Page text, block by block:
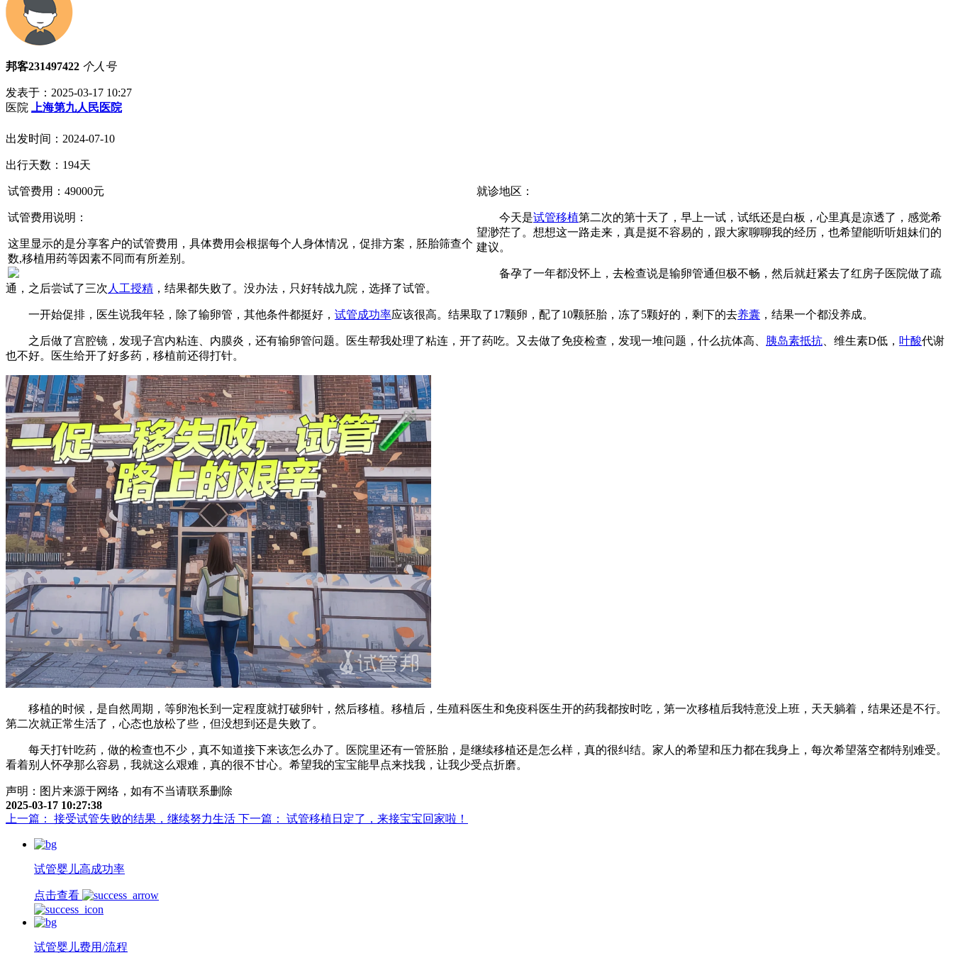
邦客231497422 个人号
发表于：2025-03-17 10:27
医院
上海第九人民医院
出发时间：2024-07-10
出行天数：194天
试管费用： 49000元
试管费用说明：
这里显示的是分享客户的试管费用，具体费用会根据每个人身体情况，促排方案，胚胎筛查个
数,移植用药等因素不同而有所差别。
就诊地区：
今天是试管移植第二次的第十天了，早上一试，试纸还是白板，心里真是凉透了，感觉希
望渺茫了。想想这一路走来，真是挺不容易的，跟大家聊聊我的经历，也希望能听听姐妹们的
建议。
备孕了一年都没怀上，去检查说是输卵管通但极不畅，然后就赶紧去了红房子医院做了疏
通，之后尝试了三次 人工授精 ，结果都失败了。没办法，只好转战九院，选择了试管。
一开始促排，医生说我年轻，除了输卵管，其他条件都挺好， 试管成功率应该很高。结果取了17颗卵，配了10颗胚胎，冻了5颗好的，剩下的去养囊 ，结果一个都没养成。
之后做了宫腔镜，发现子宫内粘连、内膜炎，还有输卵管问题。医生帮我处理了粘连，开了药吃。又去做了免疫检查，发现一堆问题，什么抗体高、 胰岛素抵抗 、维生素D低， 叶酸代谢
也不好。医生给开了好多药，移植前还得打针。
移植的时候，是自然周期，等卵泡长到一定程度就打破卵针，然后移植。移植后，生殖科医生和免疫科医生开的药我都按时吃，第一次移植后我特意没上班，天天躺着，结果还是不行。
第二次就正常生活了，心态也放松了些，但没想到还是失败了。
每天打针吃药，做的检查也不少，真不知道接下来该怎么办了。医院里还有一管胚胎，是继续移植还是怎么样，真的很纠结。家人的希望和压力都在我身上，每次希望落空都特别难受。
看着别人怀孕那么容易，我就这么艰难，真的很不甘心。希望我的宝宝能早点来找我，让我少受点折磨。
声明：图片来源于网络，如有不当请联系删除
2025-03-17 10:27:38
上一篇： 接受试管失败的结果，继续努力生活 下一篇： 试管移植日定了，来接宝宝回家啦！
试管婴儿高成功率
点击查看
试管婴儿费用/流程